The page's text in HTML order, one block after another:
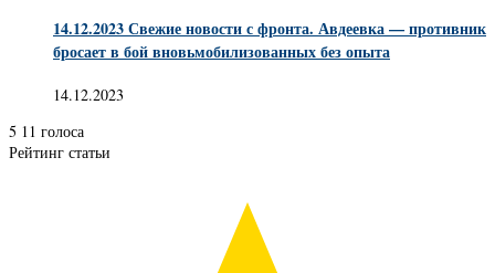
14.12.2023 Свежие новости с фронта. Авдеевка — противник
бросает в бой вновьмобилизованных без опыта
14.12.2023
5 11 голоса
Рейтинг статьи